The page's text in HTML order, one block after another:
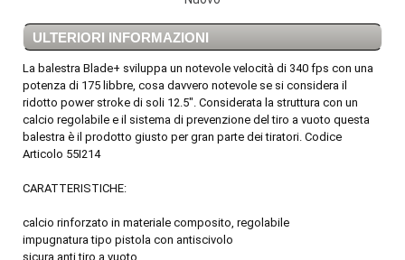
ULTERIORI INFORMAZIONI
La balestra Blade+ sviluppa un notevole velocità di 340 fps con una
potenza di 175 libbre, cosa davvero notevole se si considera il
ridotto power stroke di soli 12.5". Considerata la struttura con un
calcio regolabile e il sistema di prevenzione del tiro a vuoto questa
balestra è il prodotto giusto per gran parte dei tiratori. Codice
Articolo 55I214
CARATTERISTICHE:
calcio rinforzato in materiale composito, regolabile
impugnatura tipo pistola con antiscivolo
sicura anti tiro a vuoto